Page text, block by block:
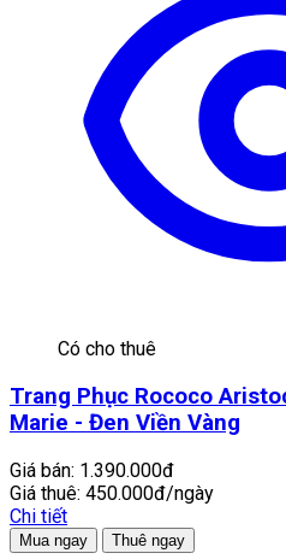
Có cho thuê
Trang Phục Rococo
Marie - Đen Viền Vàng
Giá bán: 1.390.000đ
Giá thuê: 450.000đ/ngày
Chi tiết
Mua ngay Thuê ngay